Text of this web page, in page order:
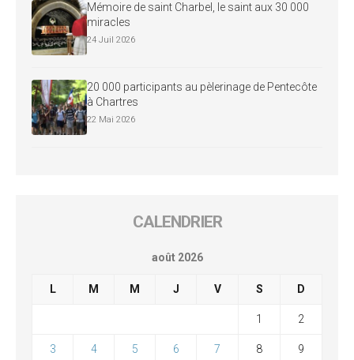
Mémoire de saint Charbel, le saint aux 30 000
miracles
24 Juil 2026
20 000 participants au pèlerinage de Pentecôte
à Chartres
22 Mai 2026
CALENDRIER
août 2026
L M M J V S D
1 2
3 4 5 6 7 8 9